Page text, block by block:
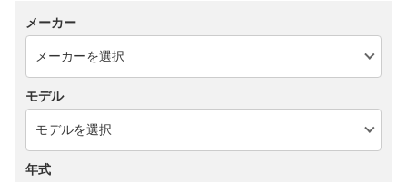
メーカー
モデル
年式